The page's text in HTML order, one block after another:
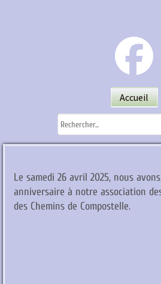
Accueil
Le samedi 26 avril 2025, nous
anniversaire à notre association
des Chemins de Compostelle.